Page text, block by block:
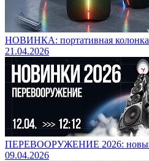
НОВИНКА: портативная
21.04.2026
ПЕРЕВООРУЖЕНИЕ 2026: новый
09.04.2026